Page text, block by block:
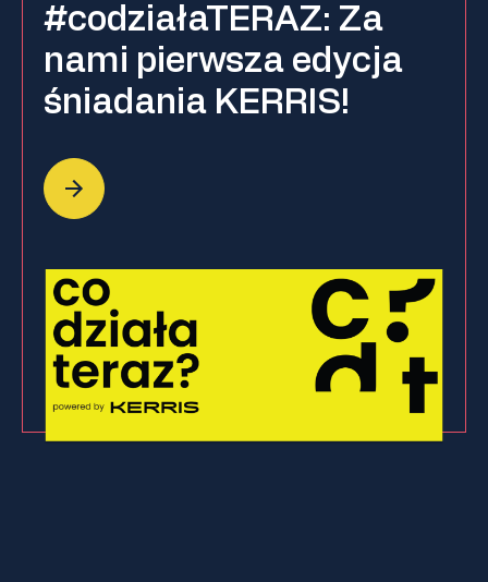
#codziałaTERAZ: Za
nami pierwsza edycja
śniadania KERRIS!